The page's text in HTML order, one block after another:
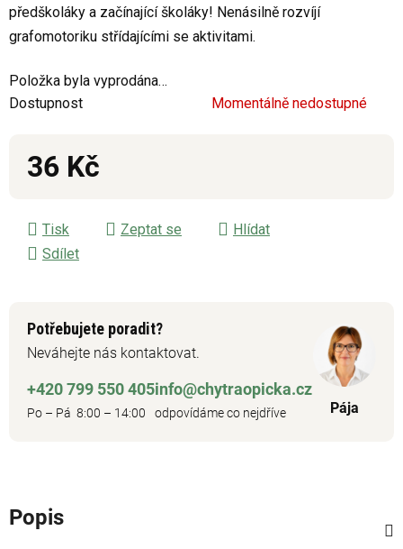
0,0
z
hvězdiček.
předškoláky a začínající školáky! Nenásilně rozvíjí
grafomotoriku střídajícími se aktivitami.
Položka byla vyprodána…
Dostupnost
Momentálně nedostupné
36 Kč
Tisk Zeptat se
Hlídat
Sdílet
Potřebujete poradit?
Neváhejte nás kontaktovat.
+420 799 550 405
Po – Pá 8:00 – 14:00
info@chytraopicka.cz
odpovídáme co nejdříve Pája
Popis